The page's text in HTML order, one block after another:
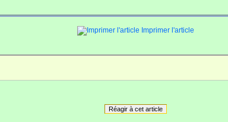
Imprimer l'article
Réagir à cet article